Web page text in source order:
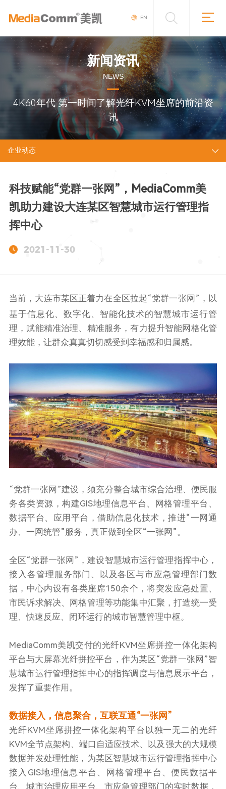
EN
新闻资讯
NEWS
4K60年代 第一时间了解光纤KVM坐席的前沿资
讯
企业动态
科技赋能“党群一张网”，MediaComm美
凯助力建设大连某区智慧城市运行管理指
挥中心
2021-11-30
当前，大连市某区正着力在全区拉起“党群一张网”，以
基于信息化、数字化、智能化技术的智慧城市运行管
理，赋能精准治理、精准服务，有力提升智能网格化管
理效能，让群众真真切切感受到幸福感和归属感。
“党群一张网”建设，须充分整合城市综合治理、便民服
务各类资源，构建GIS地理信息平台、网格管理平台、
数据平台、应用平台，借助信息化技术，推进“一网通
办、一网统管”服务，真正做到全区“一张网”。
全区“党群一张网”，建设智慧城市运行管理指挥中心，
接入各管理服务部门、以及各区与市应急管理部门数
据，中心内设有各类座席150余个，将突发应急处置、
市民诉求解决、网格管理等功能集中汇聚，打造统一受
理、快速反应、闭环运行的城市智慧管理中枢。
MediaComm美凯交付的光纤KVM坐席拼控一体化架构
平台与大屏幕光纤拼控平台，作为某区“党群一张网”智
慧城市运行管理指挥中心的指挥调度与信息展示平台，
发挥了重要作用。
数据接入，信息聚合，互联互通“一张网”
光纤KVM坐席拼控一体化架构平台以独一无二的光纤
KVM全节点架构、端口自适应技术、以及强大的大规模
数据并发处理性能，为某区智慧城市运行管理指挥中心
接入GIS地理信息平台、网格管理平台、便民数据平
台、城市治理应用平台、市应急管理部门的实时数据，